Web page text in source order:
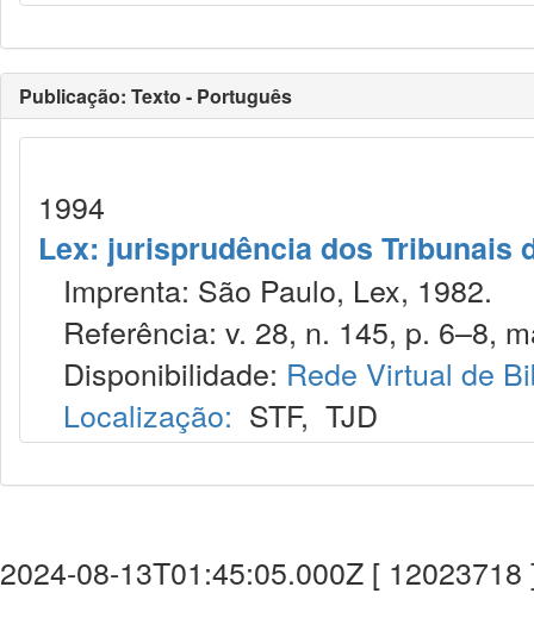
Publicação: Texto - Português
1994
Lex: jurisprudência dos Tribunais
Imprenta: São Paulo, Lex, 1982.
Referência: v. 28, n. 145, p. 6–8,
Disponibilidade: Rede Virtual de
Localização: STF, TJD
2024-08-13T01:45:05.000Z [ 12023718